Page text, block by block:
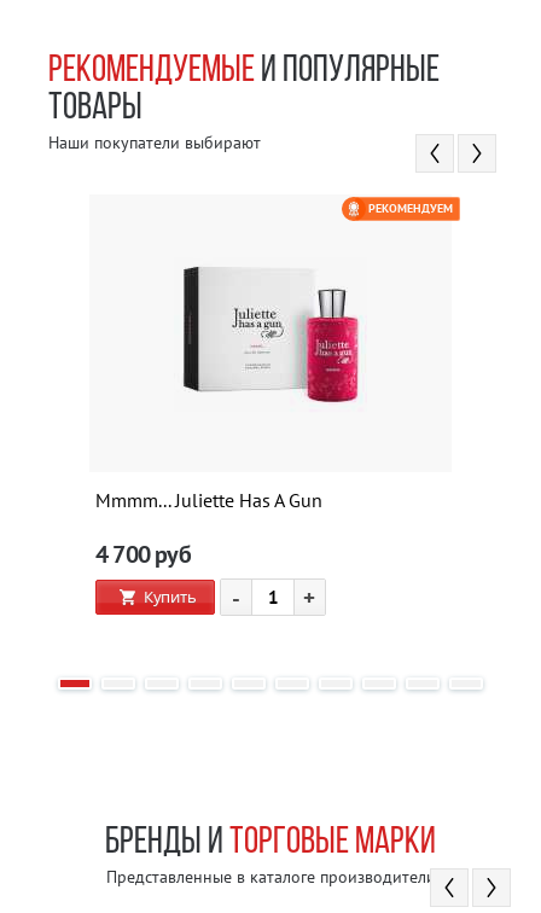
РЕКОМЕНДУЕМЫЕИ ПОПУЛЯРНЫЕ
ТОВАРЫ
Наши покупатели выбирают
Mmmm... Juliette Has A Gun
4 700руб
Купить - +
РЕКОМЕНДУЕМ
БРЕНДЫ И ТОРГОВЫЕ МАРКИ
Представленные в каталоге производители